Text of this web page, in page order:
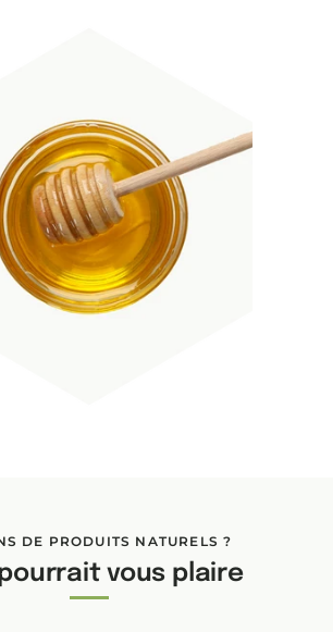
DE PRODUITS NATURELS ?
vous plaire